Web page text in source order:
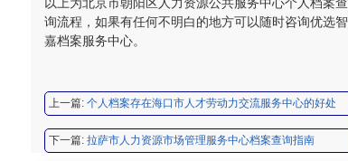
询流程 ，如果有任何不明白的地方可以随时咨询优选智
嘉档案服务中心。
上一篇: 个人档案存在海口市人才劳动力交流服务中心的好处
下一篇: 拉萨市人力资源市场管理服务中心档案查询指南
程女士 136****3253 【申请成功】
王小姐 185****2848
李先生 135****3338 【申请成功】
程女士 134****3518 【申请成功】